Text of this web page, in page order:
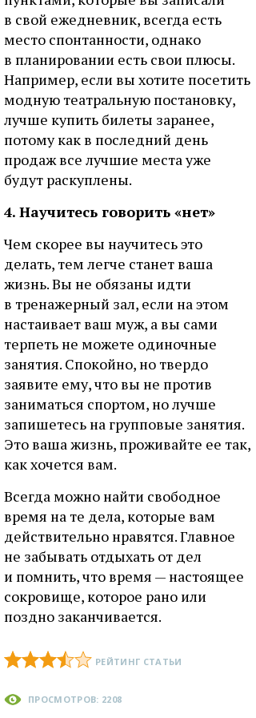
в свой ежедневник, всегда есть
место спонтанности, однако
в планировании есть свои плюсы.
Например, если вы хотите посетить
модную театральную постановку,
лучше купить билеты заранее,
потому как в последний день
продаж все лучшие места уже
будут раскуплены.
4. Научитесь говорить «нет»
Чем скорее вы научитесь это
делать, тем легче станет ваша
жизнь. Вы не обязаны идти
в тренажерный зал, если на этом
настаивает ваш муж, а вы сами
терпеть не можете одиночные
занятия. Спокойно, но твердо
заявите ему, что вы не против
заниматься спортом, но лучше
запишетесь на групповые занятия.
Это ваша жизнь, проживайте ее так,
как хочется вам.
Всегда можно найти свободное
время на те дела, которые вам
действительно нравятся. Главное
не забывать отдыхать от дел
и помнить, что время — настоящее
сокровище, которое рано или
поздно заканчивается.
РЕЙТИНГ СТАТЬИ
ПРОСМОТРОВ: 2208